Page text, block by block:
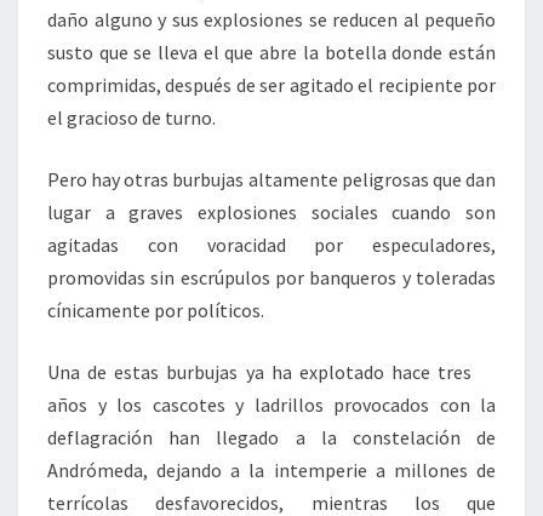
daño alguno y sus explosiones se reducen al pequeño
susto que se lleva el que abre la botella donde están
comprimidas, después de ser agitado el recipiente por
el gracioso de turno.
Pero hay otras burbujas altamente peligrosas que dan
lugar a graves explosiones sociales cuando son
agitadas con voracidad por especuladores,
promovidas sin escrúpulos por banqueros y toleradas
cínicamente por políticos.
Una de estas burbujas ya ha explotado hace tres
años y los cascotes y ladrillos provocados con la
deflagración han llegado a la constelación de
Andrómeda, dejando a la intemperie a millones de
terrícolas desfavorecidos, mientras los que